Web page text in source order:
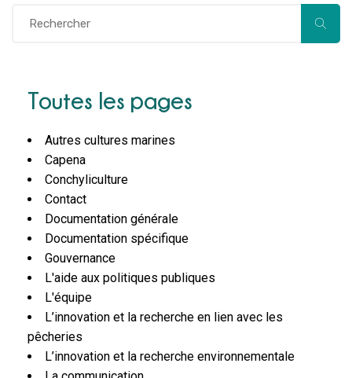
Toutes les pages
Autres cultures marines
Capena
Conchyliculture
Contact
Documentation générale
Documentation spécifique
Gouvernance
L'aide aux politiques publiques
L'équipe
L’innovation et la recherche en lien avec les
pêcheries
L’innovation et la recherche environnementale